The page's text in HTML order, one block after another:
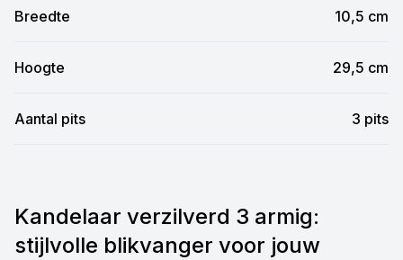
Breedte 10,5 cm
Hoogte 29,5 cm
Aantal pits 3 pits
Kandelaar verzilverd 3 armig:
stijlvolle blikvanger voor jouw